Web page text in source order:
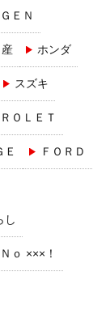
ＥＮ
産 ホンダ
スズキ
ＯＬＥＴ
Ｅ ＦＯＲＤ
し
ｏ ×××！